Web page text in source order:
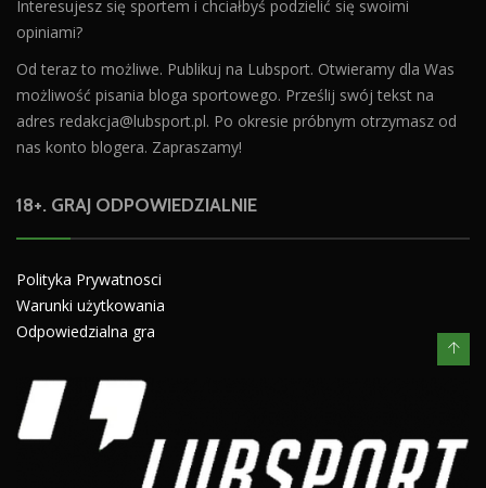
Interesujesz się sportem i chciałbyś podzielić się swoimi
opiniami?
Od teraz to możliwe. Publikuj na Lubsport. Otwieramy dla Was
możliwość pisania bloga sportowego. Prześlij swój tekst na
adres redakcja@lubsport.pl. Po okresie próbnym otrzymasz od
nas konto blogera. Zapraszamy!
18+. GRAJ ODPOWIEDZIALNIE
Polityka Prywatnosci
Warunki użytkowania
Odpowiedzialna gra